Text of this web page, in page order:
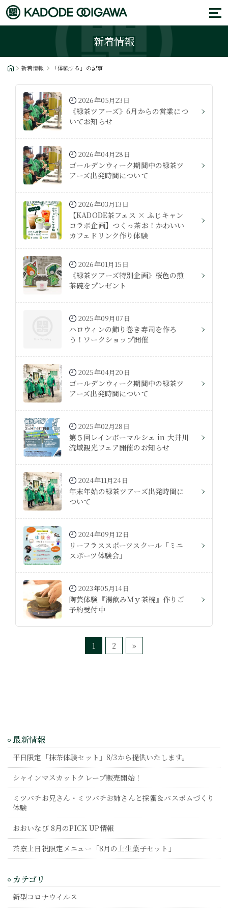
新着情報
新着情報 「体験する」の記事
2026年05月23日
《緑茶ツアーズ》6月からの営業につ
いてお知らせ
2026年04月28日
ゴールデンウィーク期間中の緑茶ツ
アーズ出発時間について
2026年03月13日
【KADODE茶フェス × ふじキャン
コラボ企画】つくっ茶お！かわいい
カフェドリンク作り体験
2026年01月15日
《緑茶ツアーズ特別企画》桜色の煎
茶碗をプレゼント
2025年09月07日
ハロウィンの飾り巻き寿司を作ろ
う！ワークショップ開催
2025年04月20日
ゴールデンウィーク期間中の緑茶ツ
アーズ出発時間について
2025年02月28日
第５回レインボーマルシェ in 大井川
流域観光フェア開催のお知らせ
2024年11月24日
年末年始の緑茶ツアーズ出発時間に
ついて
2024年09月12日
リーフラススポーツスクール「ミニ
スポーツ体験会」
2023年05月14日
陶芸体験『湯飲みＭｙ茶椀』作りご
予約受付中
1 2 »
最新情報
平日限定「抹茶体験セット」8/3から提供いたします。
シャインマスカットクレープ販売開始！
ミツバチお兄さん・ミツバチお姉さんと採蜜＆バスボムづくり
体験
おおいなび 8月のPICK UP情報
茶寮土日祝限定メニュー「8月の上生菓子セット」
カテゴリ
新型コロナウイルス